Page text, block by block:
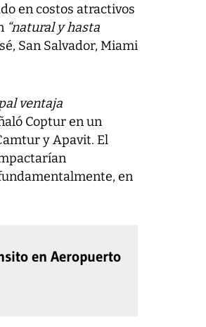
en costos atractivos
“natural y hasta
San Salvador, Miami
ventaja
Coptur en un
y Apavit. El
en
en Aeropuerto